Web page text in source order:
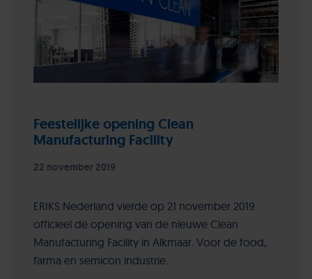
Feestelijke opening Clean
Manufacturing Facility
22 november 2019
ERIKS Nederland vierde op 21 november 2019
officieel de opening van de nieuwe Clean
Manufacturing Facility in Alkmaar. Voor de food,
farma en semicon industrie.